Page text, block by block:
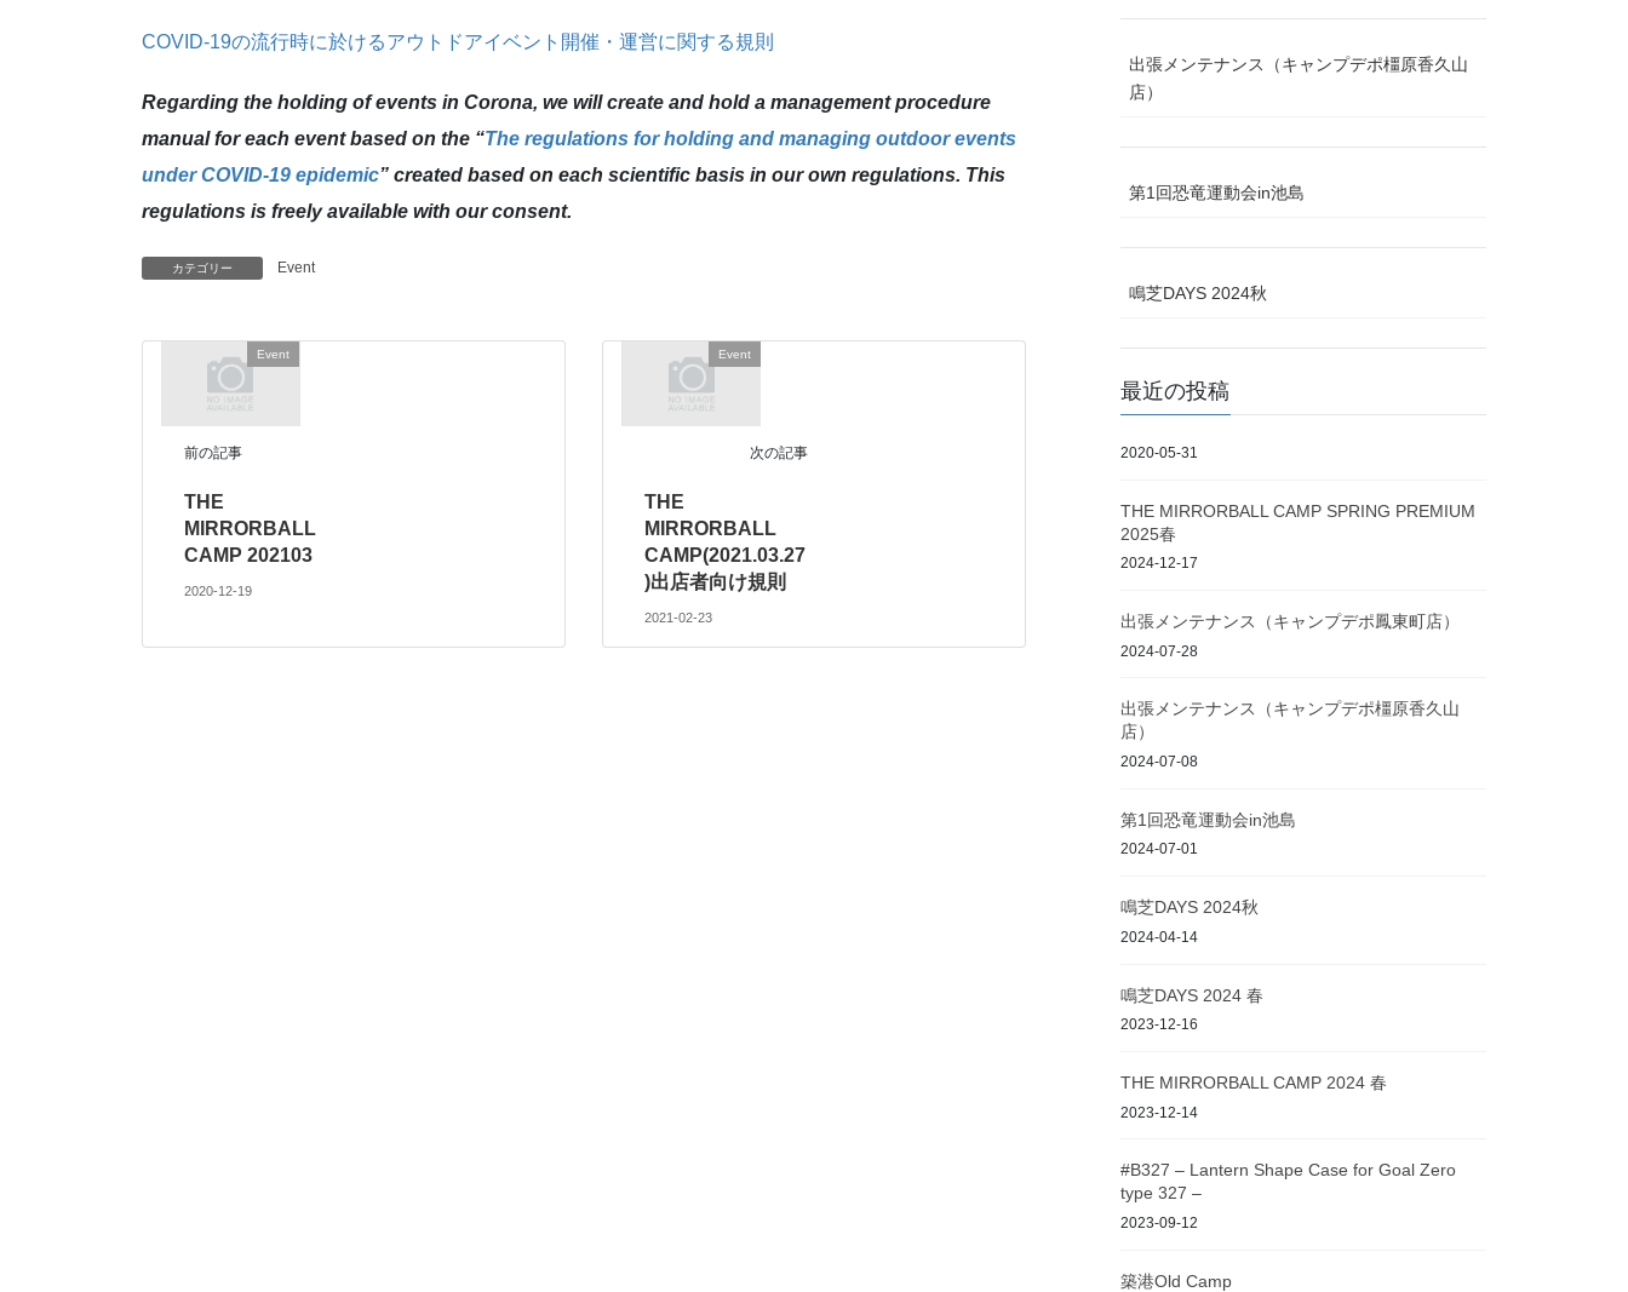
COVID-19の流行時に於けるアウトドアイベント開催・運営に関する規則
Regarding the holding of events in Corona, we will create and hold a management procedure
manual for each event based on the “The regulations for holding and managing outdoor events
under COVID-19 epidemic” created based on each scientific basis in our own regulations. This
regulations is freely available with our consent.
カテゴリー Event
Event
前の記事
THE
MIRRORBALL
CAMP 202103
2020-12-19
Event
次の記事
THE
MIRRORBALL
CAMP(2021.03.27
)出店者向け規則
2021-02-23
出張メンテナンス（キャンプデポ橿原香久山
店）
第1回恐竜運動会in池島
鳴芝DAYS 2024秋
最近の投稿
2020-05-31
THE MIRRORBALL CAMP SPRING PREMIUM
2025春
2024-12-17
出張メンテナンス（キャンプデポ鳳東町店）
2024-07-28
出張メンテナンス（キャンプデポ橿原香久山
店）
2024-07-08
第1回恐竜運動会in池島
2024-07-01
鳴芝DAYS 2024秋
2024-04-14
鳴芝DAYS 2024 春
2023-12-16
THE MIRRORBALL CAMP 2024 春
2023-12-14
#B327 – Lantern Shape Case for Goal Zero
type 327 –
2023-09-12
築港Old Camp